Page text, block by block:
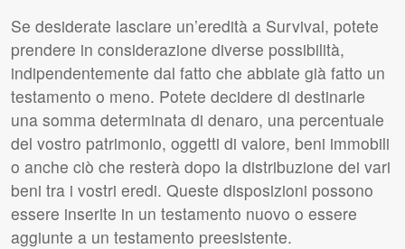
Se desiderate lasciare un’eredità a Survival, potete
prendere in considerazione diverse possibilità,
indipendentemente dal fatto che abbiate già fatto un
testamento o meno. Potete decidere di destinarle
una somma determinata di denaro, una percentuale
del vostro patrimonio, oggetti di valore, beni immobili
o anche ciò che resterà dopo la distribuzione dei vari
beni tra i vostri eredi. Queste disposizioni possono
essere inserite in un testamento nuovo o essere
aggiunte a un testamento preesistente.